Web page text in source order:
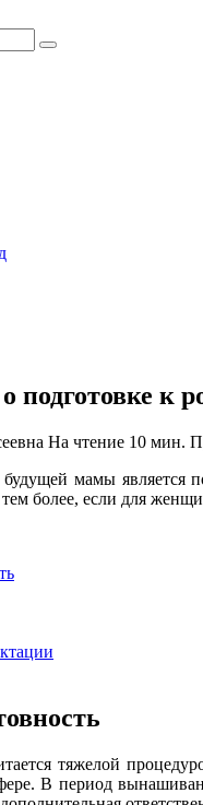
подготовке к
На чтение 10 мин.
мамы является
более, если для
тяжелой
В период